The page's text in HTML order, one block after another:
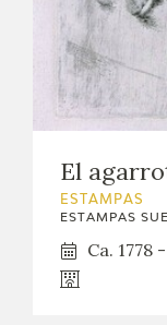
El
ESTAMPAS
ESTAMPAS
Ca. 1778